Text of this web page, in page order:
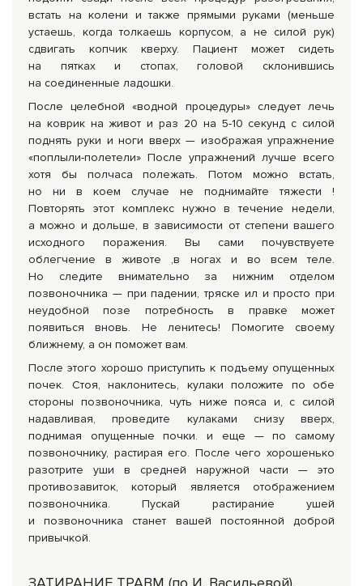
встать на колени и также прямыми руками (меньше
устаешь, когда толкаешь корпусом, а не силой рук)
сдвигать копчик кверху. Пациент может сидеть
на пятках и стопах, головой склонившись
на соединенные ладошки.
После целебной «водной процедуры» следует лечь
на коврик на живот и раз 20 на 5-10 секунд с силой
поднять руки и ноги вверх — изображая упражнение
«поплыли-полетели» После упражнений лучше всего
хотя бы полчаса полежать. Потом можно встать,
но ни в коем случае не поднимайте тяжести !
Повторять этот комплекс нужно в течение недели,
а можно и дольше, в зависимости от степени вашего
исходного поражения. Вы сами почувствуете
облегчение в животе ,в ногах и во всем теле.
Но следите внимательно за нижним отделом
позвоночника — при падении, тряске ил и просто при
неудобной позе потребность в правке может
появиться вновь. Не ленитесь! Помогите своему
ближнему, а он поможет вам.
После этого хорошо приступить к подъему опущенных
почек. Стоя, наклонитесь, кулаки положите по обе
стороны позвоночника, чуть ниже пояса и, с силой
надавливая, проведите кулаками снизу вверх,
поднимая опущенные почки. и еще — по самому
позвоночнику, растирая его. После чего хорошенько
разотрите уши в средней наружной части — это
противозавиток, который является отображением
позвоночника. Пускай растирание ушей
и позвоночника станет вашей постоянной доброй
привычкой.